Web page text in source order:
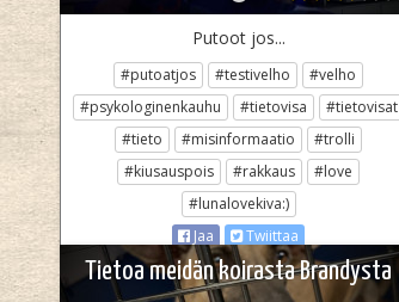
Putoot jos...
#putoatjos #testivelho
#velho
#psykologinenkauhu
#tietovisa
#tietovisat
#tieto
#misinformaatio
#trolli
#kiusauspois
#rakkaus
#love
#lunalovekiva:)
Jaa
Twiittaa
Tietoa meidän koirasta Brandysta